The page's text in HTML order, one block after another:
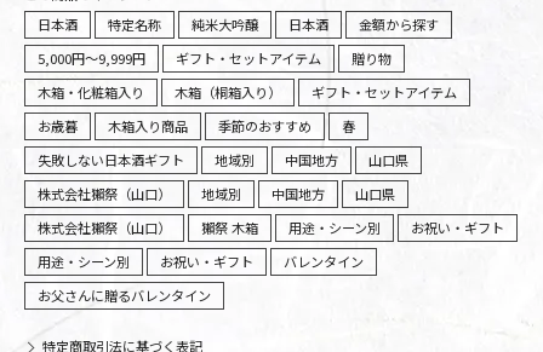
日本酒
特定名称 純米大吟醸 日本酒
金額から探す
5,000円～9,999円
ギフト・セットアイテム
贈り物
木箱・化粧箱入り
木箱（桐箱入り）
ギフト・セットアイテム
お歳暮
木箱入り商品 季節のおすすめ
春
失敗しない日本酒ギフト
地域別 中国地方
山口県
株式会社獺祭（山口）
地域別 中国地方
山口県
株式会社獺祭（山口）
獺祭 木箱 用途・シーン別
お祝い・ギフト
用途・シーン別
お祝い・ギフト
バレンタイン
お父さんに贈るバレンタイン
特定商取引法に基づく表記